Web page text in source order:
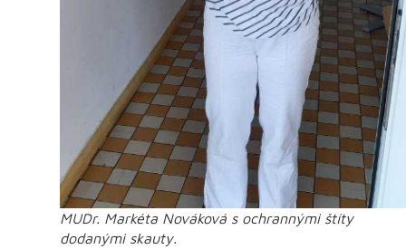
MUDr. Markéta Nováková s ochrannými štíty
dodanými skauty.